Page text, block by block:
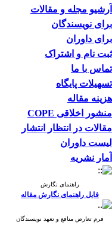
آرشیو مجله و مقالات
برای نویسندگان
برای داوران
ثبت نام و اشتراک
تماس با ما
تسهیلات پایگاه
هزینه مقاله
منشور اخلاقی COPE
مقالات در انتظار انتشار
لیست داوران
آمار نشریه
راهنمای نگارش
فایل راهنمای نگارش مقاله
فرم تعارض منافع و تعهد نویسندگان